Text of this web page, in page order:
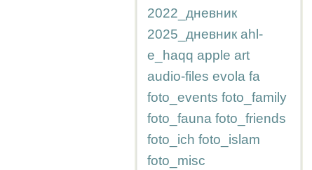
2022_дневник
2025_дневник ahl-
e_haqq apple art
audio-files evola fa
foto_events foto_family
foto_fauna foto_friends
foto_ich foto_islam
foto_misc